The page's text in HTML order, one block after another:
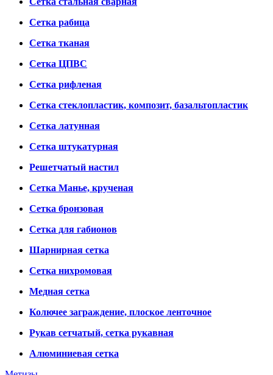
Сетка рабица
Сетка тканая
Сетка ЦПВС
Сетка рифленая
Сетка стеклопластик, композит, базальтопластик
Сетка латунная
Сетка штукатурная
Решетчатый настил
Сетка Манье, крученая
Сетка бронзовая
Сетка для габионов
Шарнирная сетка
Сетка нихромовая
Медная сетка
Колючее заграждение, плоское ленточное
Рукав сетчатый, сетка рукавная
Алюминиевая сетка